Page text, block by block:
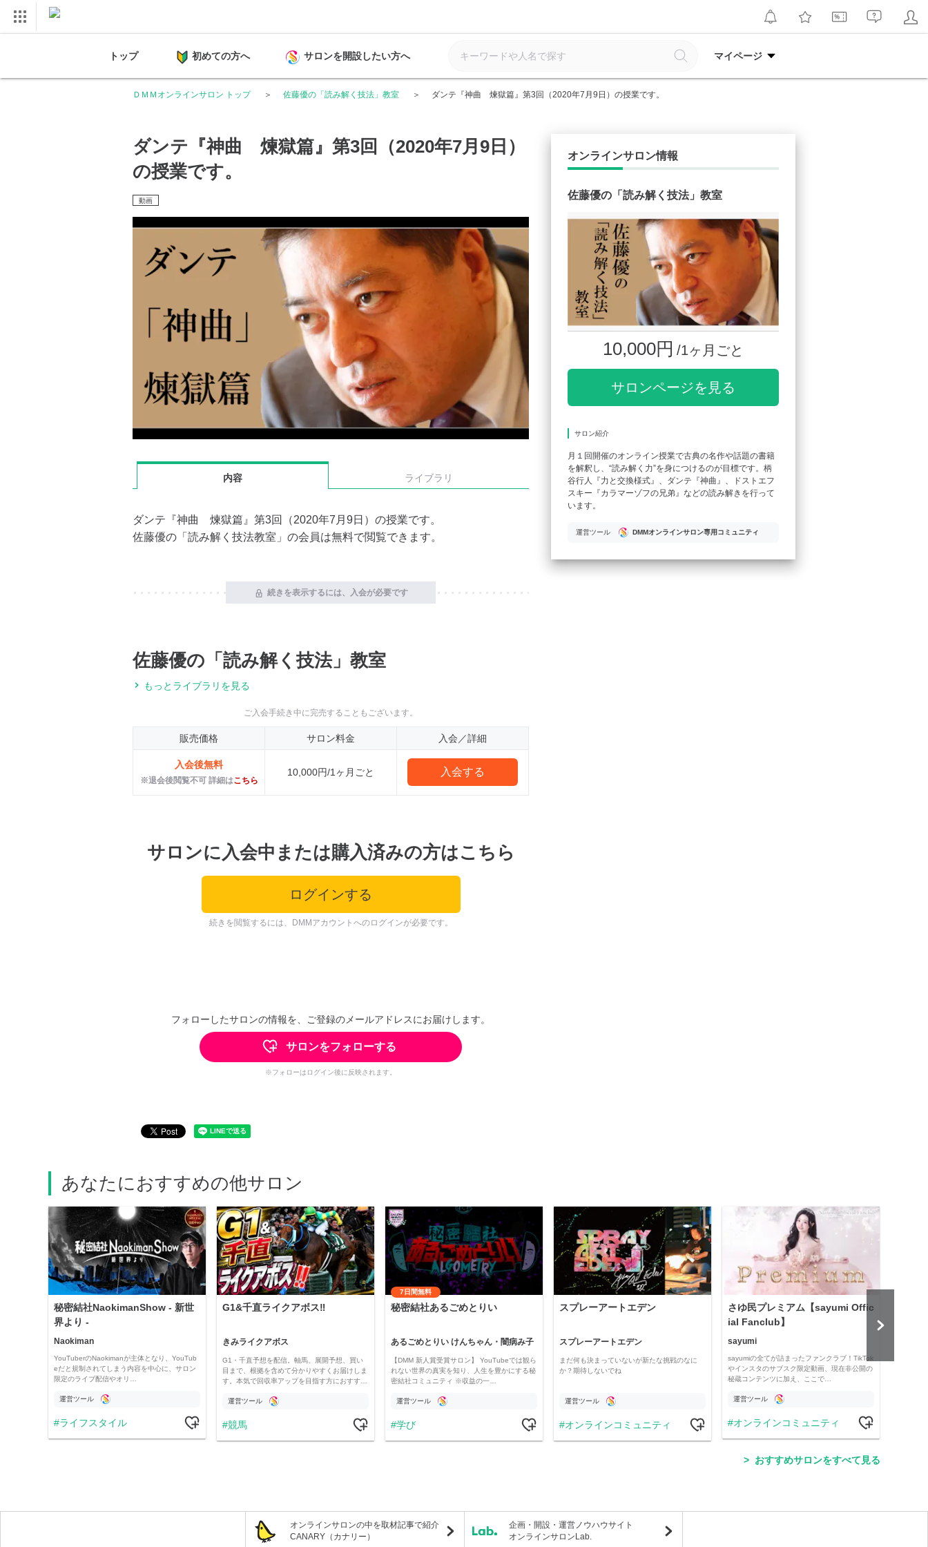
トップ 初めての方へ サロンを開設したい方へ マイページ
ＤＭＭオンラインサロン トップ 佐藤優の「読み解く技法」教室 ダンテ『神曲 煉獄篇』第3回（2020年7月9日）の授業です。
ダンテ『神曲 煉獄篇』第3回（2020年7月9日）
の授業です。
動画
内容 ライブラリ
ダンテ『神曲 煉獄篇』第3回（2020年7月9日）の授業です。
佐藤優の「読み解く技法教室」の会員は無料で閲覧できます。
続きを表示するには、入会が必要です
佐藤優の「読み解く技法」教室
もっとライブラリを見る
ご入会手続き中に完売することもございます。
販売価格 サロン料金 入会／詳細
入会後無料
※退会後閲覧不可 詳細はこちら
10,000円/1ヶ月ごと 入会する
サロンに入会中または購入済みの方はこちら
ログインする
続きを閲覧するには、DMMアカウントへのログインが必要です。
フォローしたサロンの情報を、ご登録のメールアドレスにお届けします。
サロンをフォローする
※フォローはログイン後に反映されます。
オンラインサロン情報
佐藤優の「読み解く技法」教室
10,000円 /1ヶ月ごと
サロンページを見る
サロン紹介
月１回開催のオンライン授業で古典の名作や話題の書籍
を解釈し、“読み解く力”を身につけるのが目標です。柄
谷行人『力と交換様式』、ダンテ『神曲』、ドストエフ
スキー『カラマーゾフの兄弟』などの読み解きを行って
います。
運営ツール DMMオンラインサロン専用コミュニティ
あなたにおすすめの他サロン
秘密結社NaokimanShow - 新世
界より -
Naokiman
YouTuberのNaokimanが主体となり、YouTub
eだと規制されてしまう内容を中心に、サロン
限定のライブ配信やオリ…
運営ツール
ライフスタイル
G1&千直ライクアボス‼️
きみライクアボス
G1・千直予想を配信。軸馬、展開予想、買い
目まで、根拠を含めて分かりやすくお届けしま
す。本気で回収率アップを目指す方におすす…
運営ツール
競馬
7日間無料
秘密結社あるごめとりい
あるごめとりい けんちゃん・闇病み子
【DMM 新人賞受賞サロン】 YouTubeでは観ら
れない世界の真実を知り、人生を豊かにする秘
密結社コミュニティ ※収益の一…
運営ツール
学び
スプレーアートエデン
スプレーアートエデン
まだ何も決まっていないが新たな挑戦のなに
か？期待しないでね
運営ツール
オンラインコミュニティ
さゆ民プレミアム【sayumi Offic
ial Fanclub】
sayumi
sayumiの全てが詰まったファンクラブ！TikTok
やインスタのサブスク限定動画、現在非公開の
秘蔵コンテンツに加え、ここで…
運営ツール
オンラインコミュニティ
おすすめサロンをすべて見る
オンラインサロンの中を取材記事で紹介
CANARY（カナリー）
企画・開設・運営ノウハウサイト
オンラインサロンLab.